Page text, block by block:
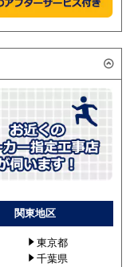
関東地区
東京都
千葉県